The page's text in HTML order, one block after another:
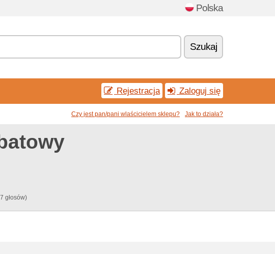
Polska
Szukaj
Rejestracja Zaloguj się
Czy jest pan/pani wlaścicielem sklepu? Jak to działa?
głosów)